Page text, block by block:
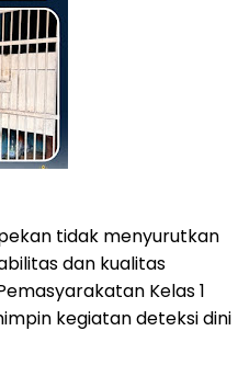
tidak menyurutkan
dan kualitas
Kelas 1
kegiatan deteksi dini